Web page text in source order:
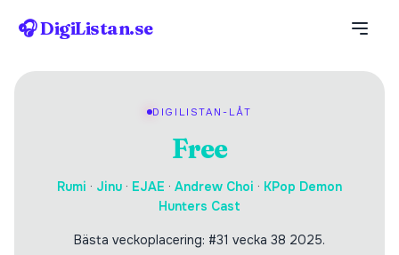
🎧 DigiListan.se
DIGILISTAN-LÅT
Free
Rumi · Jinu · EJAE · Andrew Choi · KPop Demon
Hunters Cast
Bästa veckoplacering: #31 vecka 38 2025.